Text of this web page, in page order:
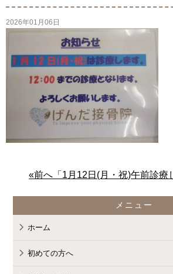
/home/cmspro17/
komatsu.com/
on line
2026年01月06日
«前へ「1月12日(月・祝)午前診療
メニュー
ホーム
初めての方へ